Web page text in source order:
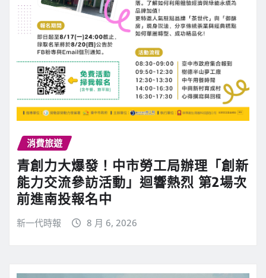
消費旅遊
青創力大爆發！中市勞工局辦理「創新
能力交流參訪活動」迴響熱烈 第2場次
前進南投報名中
新一代時報 8 月 6, 2026